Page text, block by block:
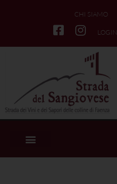
CHI SIAMO
LOGIN